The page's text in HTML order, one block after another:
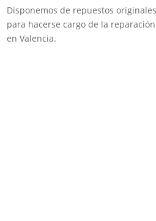
Disponemos de repuestos
para hacerse cargo de la
en Valencia.